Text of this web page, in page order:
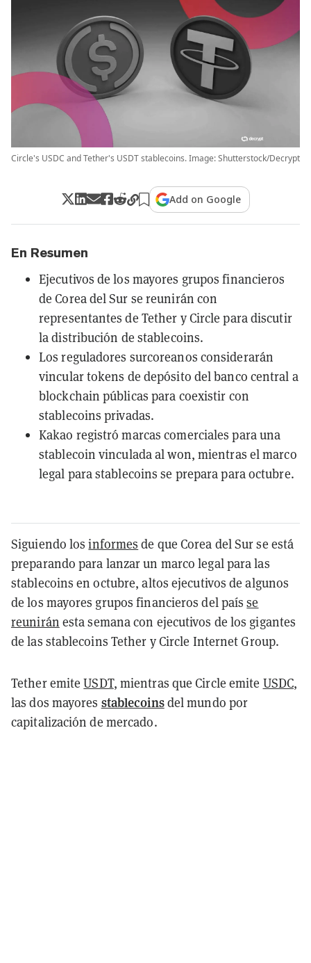
Circle's USDC and Tether's USDT stablecoins. Image: Shutterstock/Decrypt
Add on Google
En Resumen
Ejecutivos de los mayores grupos financieros
de Corea del Sur se reunirán con
representantes de Tether y Circle para discutir
la distribución de stablecoins.
Los reguladores surcoreanos considerarán
vincular tokens de depósito del banco central a
blockchain públicas para coexistir con
stablecoins privadas.
Kakao registró marcas comerciales para una
stablecoin vinculada al won, mientras el marco
legal para stablecoins se prepara para octubre.
Siguiendo losinformes de que Corea del Sur se está
preparando para lanzar un marco legal para las
stablecoins en octubre, altos ejecutivos de algunos
de los mayores grupos financieros del paísse
reunirán esta semana con ejecutivos de los gigantes
de las stablecoins Tether y Circle Internet Group.
Tether emiteUSDT, mientras que Circle emite USDC,
las dos mayores stablecoinsdel mundo por
capitalización de mercado.